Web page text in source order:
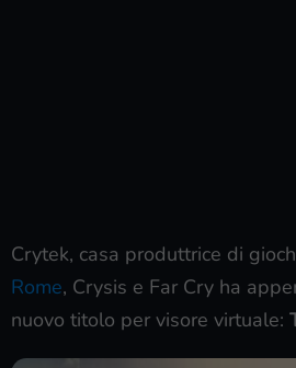
Crytek, casa produttrice di
Rome, Crysis e Far Cry ha
nuovo titolo per visore virtuale: